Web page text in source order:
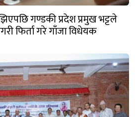
गण्डकी प्रदेश प्रमुख भट्टले
फिर्ता गरे गाँजा विधेयक